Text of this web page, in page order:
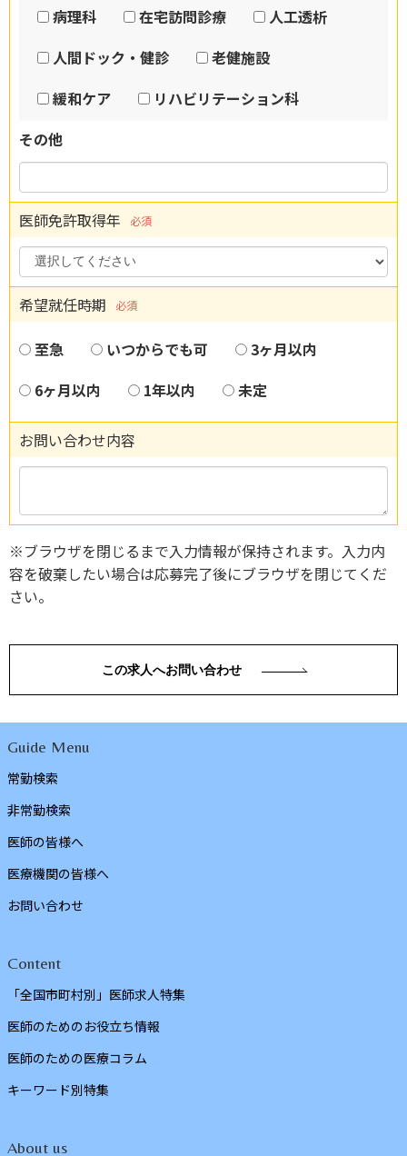
病理科
在宅訪問診療
人工透析
人間ドック・健診
老健施設
緩和ケア
リハビリテーション科
その他
医師免許取得年 必須
希望就任時期 必須
至急 いつからでも可
3ヶ月以内
6ヶ月以内
1年以内 未定
お問い合わせ内容
※ブラウザを閉じるまで入力情報が保持されます。入力内
容を破棄したい場合は応募完了後にブラウザを閉じてくだ
さい。
この求人へお問い合わせ
Guide Menu
常勤検索
非常勤検索
医師の皆様へ
医療機関の皆様へ
お問い合わせ
Content
「全国市町村別」医師求人特集
医師のためのお役立ち情報
医師のための医療コラム
キーワード別特集
About us